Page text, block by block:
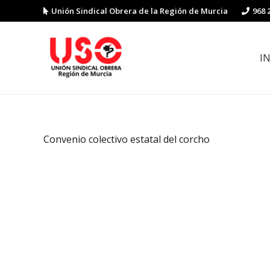
Unión Sindical Obrera de la Región de Murcia 968
Convenio colectivo estatal del corcho